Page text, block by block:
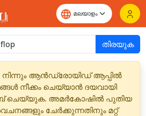
തിരയുക
ആൻഡ്രോയിഡ് ആപ്പിൽ
നീക്കം ചെയ്യാൻ ദയവായി
അമർകോഷിൽ പുതിയ
ചേർക്കുന്നതിനും മറ്റ്